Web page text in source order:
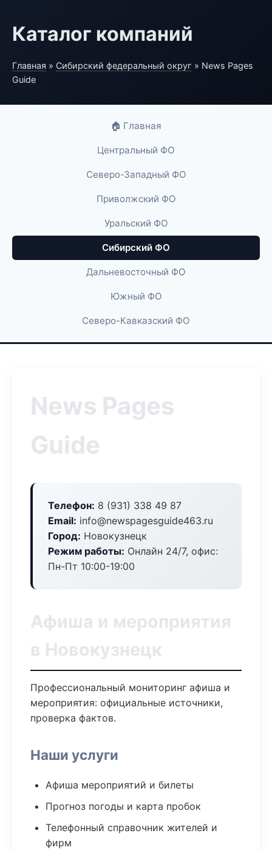
Каталог компаний
Главная » Сибирский федеральный округ » News Pages
Guide
🏠 Главная
Центральный ФО
Северо-Западный ФО
Приволжский ФО
Уральский ФО
Сибирский ФО
Дальневосточный ФО
Южный ФО
Северо-Кавказский ФО
News Pages
Guide
Телефон: 8 (931) 338 49 87
Email: info@newspagesguide463.ru
Город: Новокузнецк
Режим работы: Онлайн 24/7, офис:
Пн-Пт 10:00-19:00
Афиша и мероприятия
в Новокузнецк
Профессиональный мониторинг афиша и
мероприятия: официальные источники,
проверка фактов.
Наши услуги
Афиша мероприятий и билеты
Прогноз погоды и карта пробок
Телефонный справочник жителей и
фирм